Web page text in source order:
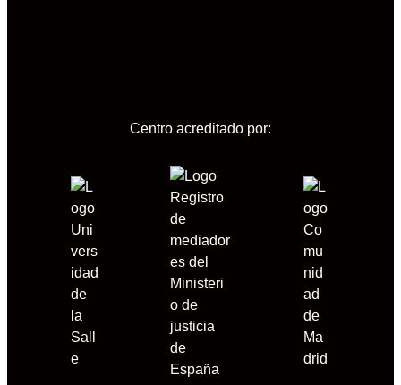
Centro acreditado por: